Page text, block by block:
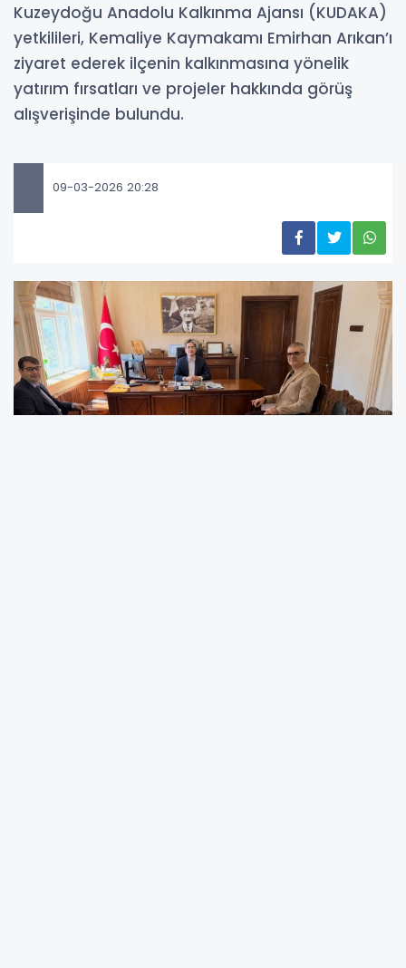
Kuzeydoğu Anadolu Kalkınma Ajansı (KUDAKA)
yetkilileri, Kemaliye Kaymakamı Emirhan Arıkan’ı
ziyaret ederek ilçenin kalkınmasına yönelik
yatırım fırsatları ve projeler hakkında görüş
alışverişinde bulundu.
09-03-2026 20:28